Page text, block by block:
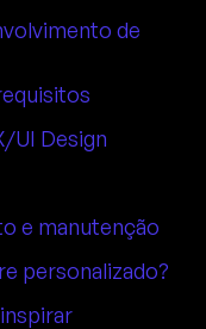
de
UI Design
e manutenção
personalizado?